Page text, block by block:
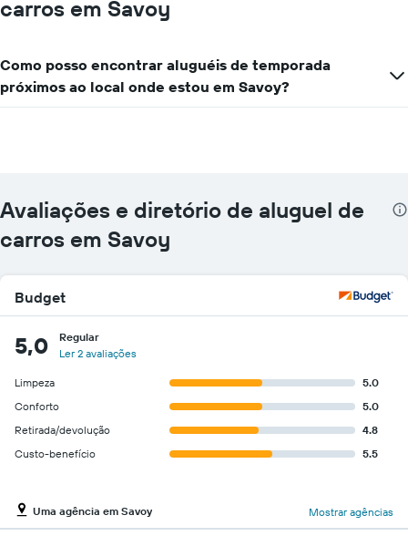
preço
aluguel
de
O
eixo
X
exibindo
O
tem
Y
exibindo
o
preço
barato
do
aluguel
de
carro
empresas
fornecidas
carros em Savoy
Como posso encontrar aluguéis de temporada
próximos ao local onde estou em Savoy?
Avaliações e diretório de aluguel de
carros em Savoy
Budget
5,0
Regular
Ler 2 avaliações
Limpeza
5.0
Conforto
5.0
Retirada/devolução
4.8
Custo-benefício
5.5
Uma agência em Savoy Mostrar agências